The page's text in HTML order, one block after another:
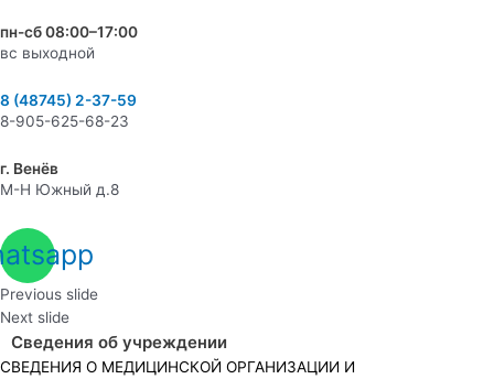
пн-сб 08:00–17:00
вс выходной
8 (48745) 2-37-59
8-905-625-68-23
г. Венёв
М-Н Южный д.8
Previous slide
Next slide
Сведения об учреждении
СВЕДЕНИЯ О МЕДИЦИНСКОЙ ОРГАНИЗАЦИИ И